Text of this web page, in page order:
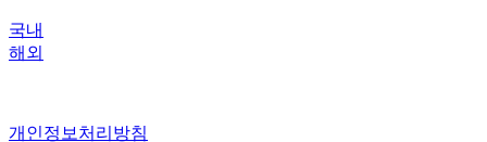
국내
해외
개인정보처리방침